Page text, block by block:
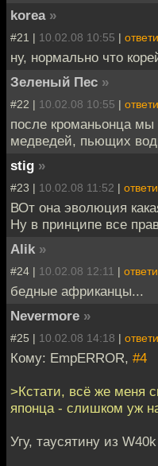
korea »
#21 | 10.02.08 10:55 |
ну, нормально что
Зеленый Пес »
#22 | 10.02.08 10:55 |
после кроманьонца
медведей, пьющих
stig »
#23 | 10.02.08 11:52 |
ВОт она эволюция
Ну в принципе все
Alik »
#24 | 10.02.08 12:11 |
бедные африканцы...
Nevermore »
#25 | 10.02.08 14:18 |
Кому: EmpERROR, #4
>Кстати, всё же меня
японца - слишком уж
Угу, таусятину из